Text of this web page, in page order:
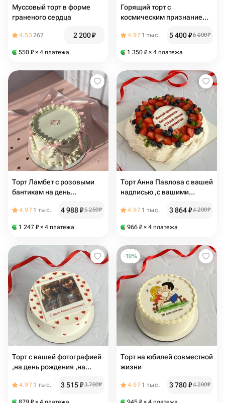
Муссовый торт в форме
граненого сердца
4.53267 2 200₽
550 ₽ × 4 платежа
Горящий торт с
космическим признанием в
руки и сердца 💔
4.97 1 тыс. 5 400₽6 000₽
1 350 ₽ × 4 платежа
Торт Ламбет с розовыми
бантикам на день
4.97 1 тыс. 4 988₽5 250₽
1 247 ₽ × 4 платежа
Торт Анна Павлова с вашей
надписью ,с вашими
4.97 1 тыс. 3 864₽4 200₽
966 ₽ × 4 платежа
Торт с вашей фотографией
,на день рождения ,на
4.97 1 тыс. 3 515₽3 700₽
-10%
Торт на юбилей совместной
жизни ️
4.97 1 тыс. 3 780₽4 200₽